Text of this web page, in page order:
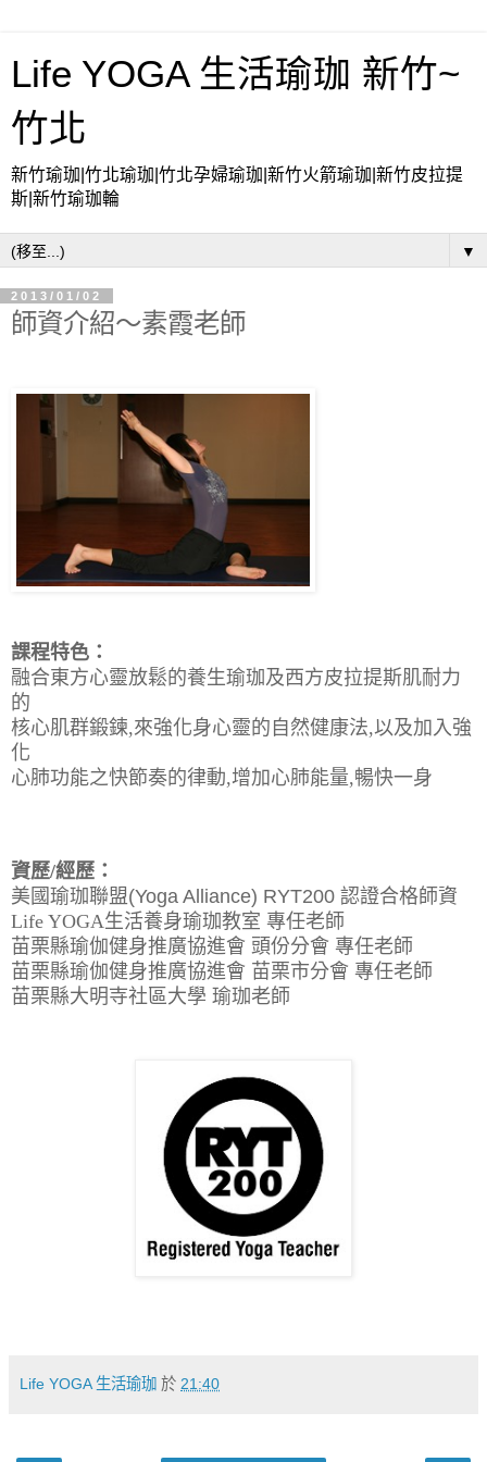
Life YOGA 生活瑜珈 新竹~
竹北
新竹瑜珈|竹北瑜珈|竹北孕婦瑜珈|新竹火箭瑜珈|新竹皮拉提
斯|新竹瑜珈輪
▼
2013/01/02
師資介紹〜素霞老師
課程特色：
融合東方心靈放鬆的養生瑜珈及西方皮拉提斯肌耐力
的
核心肌群鍛鍊,來強化身心靈的自然健康法,以及加入強
化
心肺功能之快節奏的律動,增加心肺能量,暢快一身
資歷/經歷：
美國瑜珈聯盟(Yoga Alliance) RYT200 認證合格師資
Life YOGA生活養身瑜珈教室 專任老師
苗栗縣瑜伽健身推廣協進會 頭份分會 專任老師
苗栗縣瑜伽健身推廣協進會 苗栗市分會 專任老師
苗栗縣大明寺社區大學 瑜珈老師
Life YOGA 生活瑜珈 於 21:40